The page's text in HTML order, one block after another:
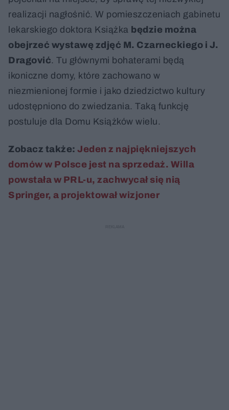
realizacji nagłośnić. W pomieszczeniach gabinetu
lekarskiego doktora Książka będzie można
obejrzeć wystawę zdjęć M. Czarneckiego i J.
Dragović. Tu głównymi bohaterami będą
ikoniczne domy, które zachowano w
niezmienionej formie i jako dziedzictwo kultury
udostępniono do zwiedzania. Taką funkcję
postuluje dla Domu Książków wielu.
Zobacz także: Jeden z najpiękniejszych
domów w Polsce jest na sprzedaż. Willa
powstała w PRL-u, zachwycał się nią
Springer, a projektował wizjoner